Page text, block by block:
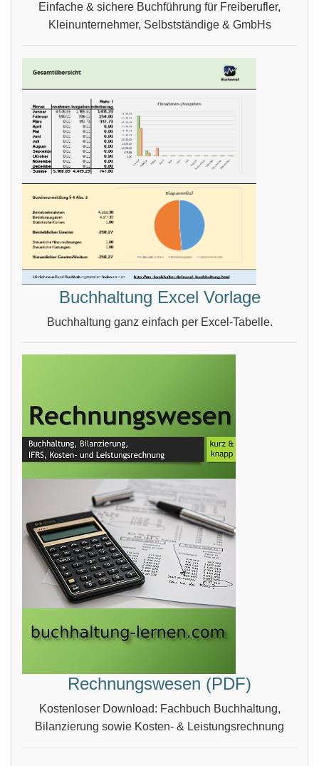
Einfache & sichere Buchführung für Freiberufler,
Kleinunternehmer, Selbstständige & GmbHs
Buchhaltung Excel Vorlage
Buchhaltung ganz einfach per Excel-Tabelle.
Rechnungswesen (PDF)
Kostenloser Download: Fachbuch Buchhaltung,
Bilanzierung sowie Kosten- & Leistungsrechnung